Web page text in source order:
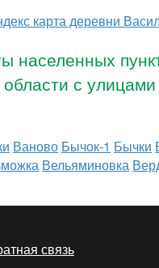
карта деревни
населенных
с
Ваново Бычок-1 Бычки
Вельяминовка
связь